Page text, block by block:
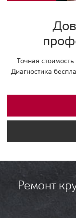
Точная
Диагностика
Ремонт